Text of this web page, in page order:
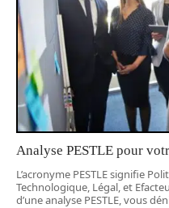
Analyse PESTLE pour
L’acronyme PESTLE signifie
Technologique, Légal, et
d’une analyse PESTLE, vous